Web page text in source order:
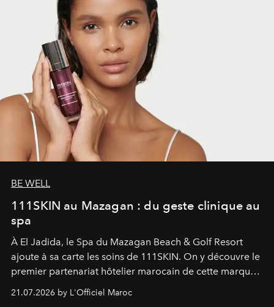
BE WELL
111SKIN au Mazagan : du geste clinique au
spa
À El Jadida, le Spa du Mazagan Beach & Golf Resort
ajoute à sa carte les soins de 111SKIN. On y découvre le
premier partenariat hôtelier marocain de cette marque
londonien et construite depuis autour d'un actif breveté,
21.07.2026 by L'Officiel Maroc